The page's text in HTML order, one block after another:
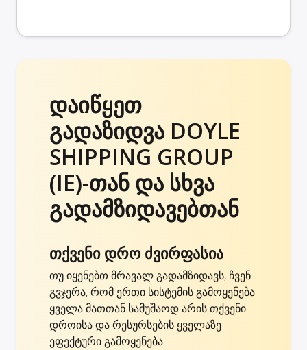
დაიწყეთ
გადაზიდვა DOYLE
SHIPPING GROUP
(IE)-თან და სხვა
გადამზიდავებთან
თქვენი დრო ძვირფასია
თუ იყენებთ მრავალ გადამზიდავს, ჩვენ
გვჯერა, რომ ერთი სისტემის გამოყენება
ყველა მათთან სამუშაოდ არის თქვენი
დროისა და რესურსების ყველაზე
ეფექტური გამოყენება.